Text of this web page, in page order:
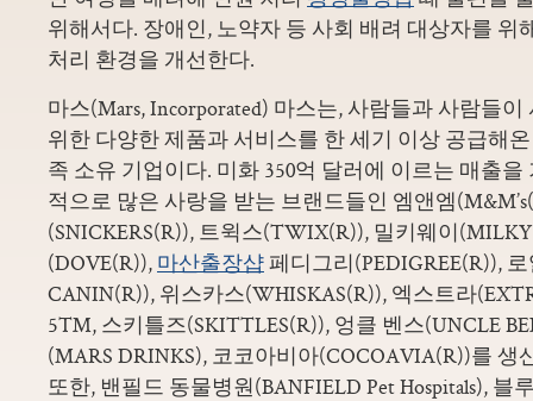
위해서다. 장애인, 노약자 등 사회 배려 대상자를 위
처리 환경을 개선한다.
마스(Mars, Incorporated) 마스는, 사람들과 사람들
위한 다양한 제품과 서비스를 한 세기 이상 공급해
족 소유 기업이다. 미화 350억 달러에 이르는 매출
적으로 많은 사랑을 받는 브랜드들인 엠앤엠
(SNICKERS(R)), 트윅스(TWIX(R)), 밀키웨이
(DOVE(R)), 마산출장샵페디그리(PEDIGREE(R)),
CANIN(R)), 위스카스(WHISKAS(R)), 엑스트라
5™, 스키틀즈(SKITTLES(R)), 엉클 벤스(UNCLE
(MARS DRINKS), 코코아비아(COCOAVIA(R))를 생
또한, 밴필드 동물병원(BANFIELD Pet Hospitals), 블